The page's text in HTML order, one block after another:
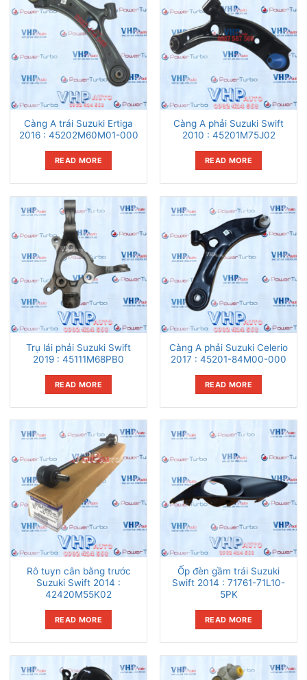
Càng A trái Suzuki Ertiga
2016 : 45202M60M01-000
READ MORE
Càng A phải Suzuki Swift
2010 : 45201M75J02
READ MORE
Trụ lái phải Suzuki Swift
2019 : 45111M68PB0
READ MORE
Càng A phải Suzuki Celerio
2017 : 45201-84M00-000
READ MORE
Rô tuyn cân bằng trước
Suzuki Swift 2014 :
42420M55K02
READ MORE
Ốp đèn gầm trái Suzuki
Swift 2014 : 71761-71L10-
5PK
READ MORE